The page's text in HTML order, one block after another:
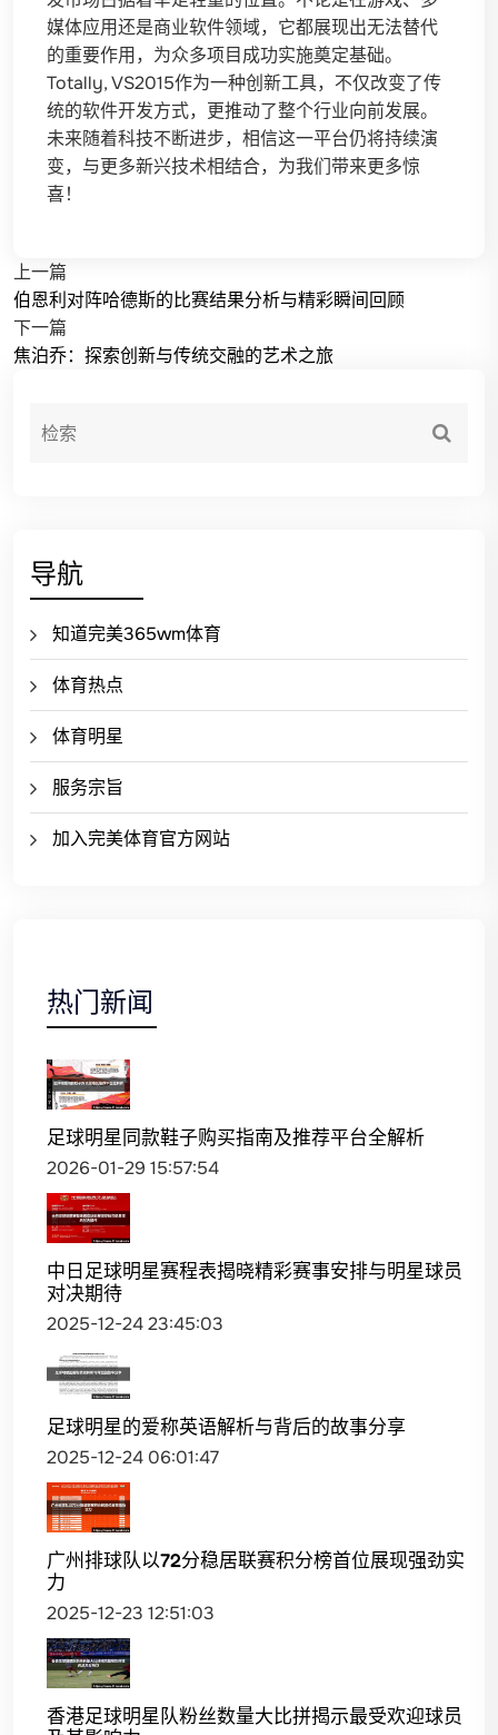
媒体应用还是商业软件领域，它都展现出无法替代
的重要作用，为众多项目成功实施奠定基础。
Totally, VS2015作为一种创新工具，不仅改变了传
统的软件开发方式，更推动了整个行业向前发展。
未来随着科技不断进步，相信这一平台仍将持续演
变，与更多新兴技术相结合，为我们带来更多惊
喜！
上一篇
伯恩利对阵哈德斯的比赛结果分析与精彩瞬间回顾
下一篇
焦泊乔：探索创新与传统交融的艺术之旅
导航
知道完美365wm体育
体育热点
体育明星
服务宗旨
加入完美体育官方网站
热门新闻
足球明星同款鞋子购买指南及推荐平台全解析
2026-01-29 15:57:54
中日足球明星赛程表揭晓精彩赛事安排与明星球员
对决期待
2025-12-24 23:45:03
足球明星的爱称英语解析与背后的故事分享
2025-12-24 06:01:47
广州排球队以72分稳居联赛积分榜首位展现强劲实
力
2025-12-23 12:51:03
香港足球明星队粉丝数量大比拼揭示最受欢迎球员